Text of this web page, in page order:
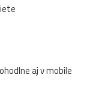
aj v mobile